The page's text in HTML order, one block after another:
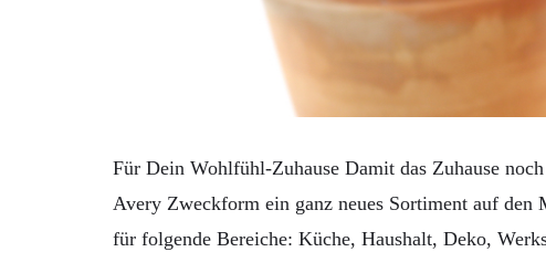
Für Dein Wohlfühl-Zuhause Damit das Zuhause
Avery Zweckform ein ganz neues Sortiment auf
für folgende Bereiche: Küche, Haushalt, Deko,